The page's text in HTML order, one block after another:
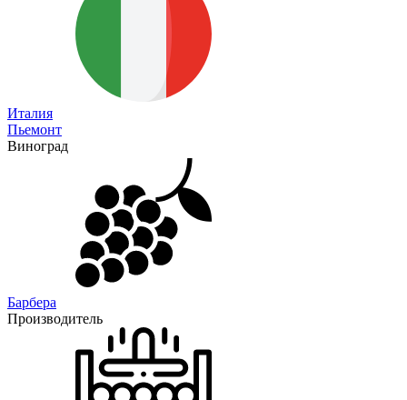
Италия
Пьемонт
Виноград
Барбера
Производитель